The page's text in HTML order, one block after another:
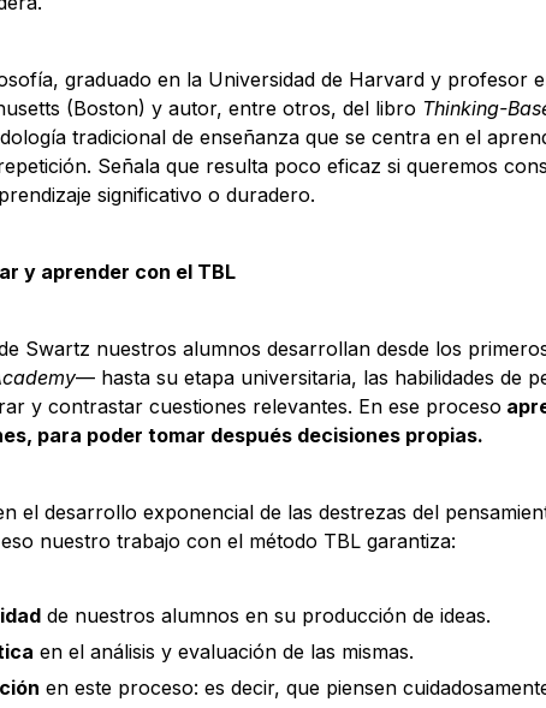
graduado en la Universidad de Harvard y profesor
(Boston) y autor, entre otros, del libro Thinking-
tradicional de enseñanza que se centra en el
Señala que resulta poco eficaz si queremos
significativo o duradero.
y aprender con el TBL
Swartz nuestros alumnos desarrollan desde los
— hasta su etapa universitaria, las habilidades de
y contrastar cuestiones relevantes. En ese proceso
para poder tomar después decisiones propias.
el desarrollo exponencial de las destrezas del
nuestro trabajo con el método TBL garantiza:
de nuestros alumnos en su producción de ideas.
en el análisis y evaluación de las mismas.
en este proceso: es decir, que piensen